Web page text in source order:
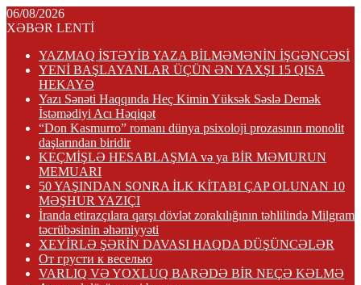
06/08/2026
XƏBƏR LENTİ
YAZMAQ İSTƏYİB YAZA BİLMƏMƏNİN İŞGƏNCƏSİ
YENİ BAŞLAYANLAR ÜÇÜN ƏN YAXŞI 15 QISA
HEKAYƏ
Yazı Sənəti Haqqında Heç Kimin Yüksək Səslə Demək
İstəmədiyi Acı Həqiqət
“Don Kasmurro” romanı dünya psixoloji prozasının monolit
daşlarından biridir
KEÇMİŞLƏ HESABLAŞMA və ya BİR MƏMURUN
MEMUARI
50 YAŞINDAN SONRA İLK KİTABI ÇAP OLUNAN 10
MƏŞHUR YAZIÇI
İranda etirazçılara qarşı dövlət zorakılığının təhlilində Milgram
təcrübəsinin əhəmiyyəti
XEYİRLƏ ŞƏRİN DAVASI HAQDA DÜŞÜNCƏLƏR
От грусти к веселью
VARLIQ VƏ YOXLUQ BARƏDƏ BİR NEÇƏ KƏLMƏ